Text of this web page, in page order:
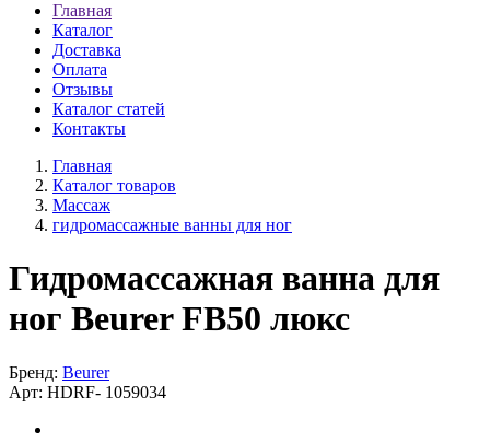
Главная
Каталог
Доставка
Оплата
Отзывы
Каталог статей
Контакты
Главная
Каталог товаров
Массаж
гидромассажные ванны для ног
Гидромассажная ванна для
ног Beurer FB50 люкс
Бренд: Beurer
Арт: HDRF- 1059034